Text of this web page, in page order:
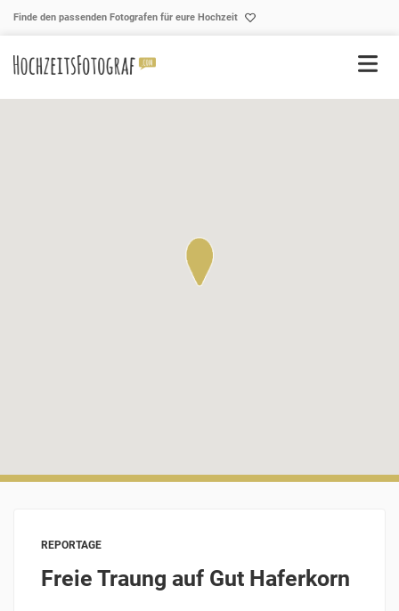
Finde den passenden Fotografen für eure Hochzeit
REPORTAGE
Freie Traung auf Gut Haferkorn